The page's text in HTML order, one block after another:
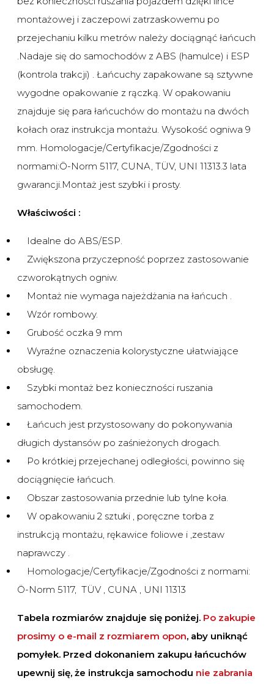
montażowej i zaczepowi zatrzaskowemu po
przejechaniu kilku metrów należy dociągnąć łańcuch
.Nadaje się do samochodów z ABS (hamulce) i ESP
(kontrola trakcji) . Łańcuchy zapakowane są sztywne
wygodne opakowanie z rączką. W opakowaniu
znajduje się para łańcuchów do montażu na dwóch
kołach oraz instrukcja montażu. Wysokość ogniwa 9
mm. Homologacje/Certyfikacje/Zgodności z
normami:Ö-Norm 5117, CUNA, TÜV, UNI 11313.3 lata
gwarancji.Montaż jest szybki i prosty.
Właściwości :
Idealne do ABS/ESP.
Zwiększona przyczepność poprzez zastosowanie
czworokątnych ogniw.
Montaż nie wymaga najeżdżania na łańcuch .
Wzór rombowy.
Grubość oczka 9 mm
Wyraźne oznaczenia kolorystyczne ułatwiające
obsługę.
Szybki montaż bez konieczności ruszania
samochodem.
Łańcuch jest przystosowany do pokonywania
długich dystansów po zaśnieżonych drogach.
Po krótkiej przejechanej odległości, powinno się
dociągnięcie łańcuch.
Obszar zastosowania przednie lub tylne koła.
W opakowaniu 2 sztuki , poręczne torba z
instrukcją montażu, rękawice foliowe i ,zestaw
naprawczy .
Homologacje/Certyfikacje/Zgodności z normami:
Ö-Norm 5117, TÜV , CUNA , UNI 11313
Tabela rozmiarów znajduje się poniżej. Po zakupie
prosimy o e-mail z rozmiarem opon, aby uniknąć
pomyłek. Przed dokonaniem zakupu łańcuchów
upewnij się, że instrukcja samochodu nie zabrania